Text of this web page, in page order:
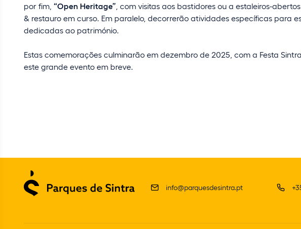
por fim, “Open Heritage” , com visitas aos bastidores ou a estaleiros-
& restauro em curso. Em paralelo, decorrerão atividades específicas para
dedicadas ao património.
Estas comemorações culminarão em dezembro de 2025, com a Festa
este grande evento em breve.
info@parquesdesintra.pt